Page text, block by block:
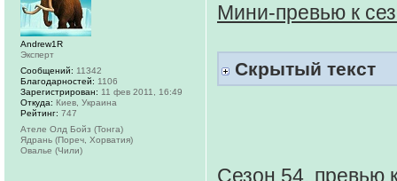
Мини-превью к
Скрытый текст
Сезон 54, превью
Andrew1R
Эксперт
Сообщений: 11342
Благодарностей: 1106
Зарегистрирован: 11 фев 2011, 16:49
Откуда: Киев, Украина
Рейтинг: 747
Ателе Олд Бойз (Тонга)
Ядрань (Пореч, Хорватия)
Овалье (Чили)